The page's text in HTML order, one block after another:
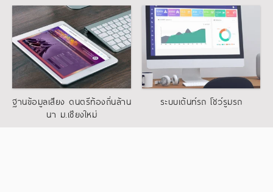
System Development System Development
ฐานข้อมูลเสียง ดนตรีท้องถิ่นล้าน
นา ม.เชียงใหม่
ระบบเต้นท์รถ โชว์รูมรถ